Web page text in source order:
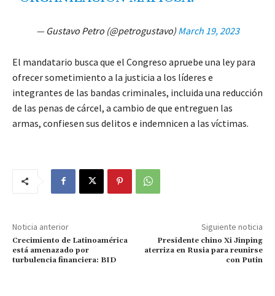
— Gustavo Petro (@petrogustavo) March 19, 2023
El mandatario busca que el Congreso apruebe una ley para
ofrecer sometimiento a la justicia a los líderes e
integrantes de las bandas criminales, incluida una reducción
de las penas de cárcel, a cambio de que entreguen las
armas, confiesen sus delitos e indemnicen a las víctimas.
Noticia anterior
Crecimiento de Latinoamérica
está amenazado por
turbulencia financiera: BID
Siguiente noticia
Presidente chino Xi Jinping
aterriza en Rusia para reunirse
con Putin